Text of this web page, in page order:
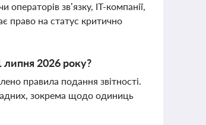
зв’язку, ІТ-компанії,
право на статус критично
липня 2026 року?
правила подання звітності.
зокрема щодо одиниць